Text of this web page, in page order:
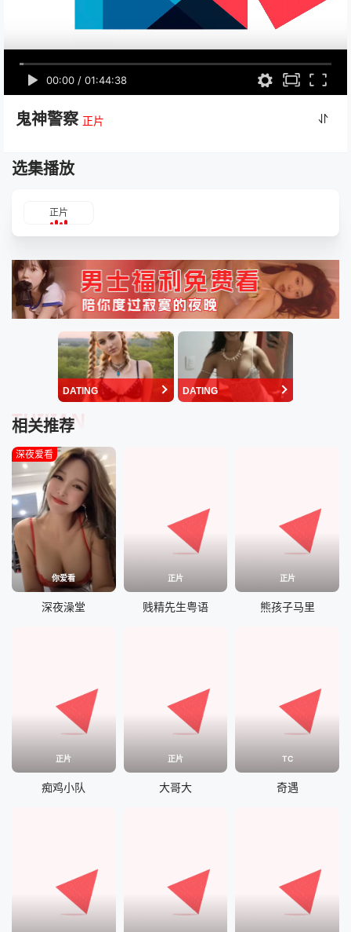
00:00 / 01:44:38
鬼神警察 正片
选集播放
正片
DATING DATING
相关推荐
TUIJIAN
你爱看
深夜爱看
深夜澡堂
正片
贱精先生粤语
正片
熊孩子马里
正片
痴鸡小队
正片
大哥大
TC
奇遇